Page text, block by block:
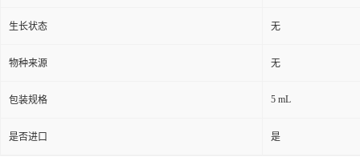
生长状态 无
物种来源 无
包装规格 5 mL
是否进口 是